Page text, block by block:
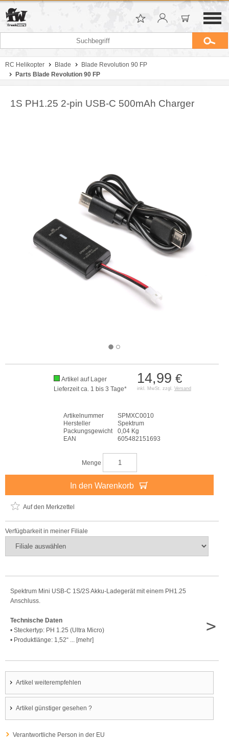
RC Helikopter Blade
Blade Revolution 90 FP
Parts Blade Revolution 90 FP
1S PH1.25 2-pin USB-C 500mAh Charger
14,99 €
inkl. MwSt. zzgl. Versand
Artikel auf Lager
Lieferzeit ca. 1 bis 3 Tage*
Artikelnummer
SPMXC0010
Hersteller
Spektrum
Packungsgewicht
0,04 Kg
EAN
605482151693
Menge
In den Warenkorb
Auf den Merkzettel
Verfügbarkeit in meiner Filiale
Spektrum Mini USB-C 1S/2S Akku-Ladegerät mit einem PH1.25
Anschluss.
Technische Daten
• Steckertyp: PH 1.25 (Ultra Micro)
• Produktlänge: 1,52“ ... [mehr]
>
Artikel weiterempfehlen
Artikel günstiger gesehen ?
Verantwortliche Person in der EU